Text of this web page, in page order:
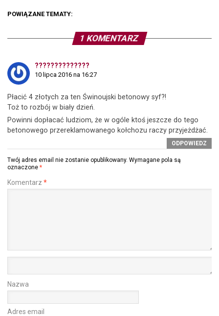
POWIĄZANE TEMATY:
1 KOMENTARZ
??????????????
10 lipca 2016 na 16:27
Płacić 4 złotych za ten Świnoujski betonowy syf?!
Toż to rozbój w biały dzień.
Powinni dopłacać ludziom, że w ogóle ktoś jeszcze do tego
betonowego przereklamowanego kołchozu raczy przyjeżdżać.
ODPOWIEDZ
Twój adres email nie zostanie opublikowany. Wymagane pola są
oznaczone *
Komentarz *
Nazwa
Adres email